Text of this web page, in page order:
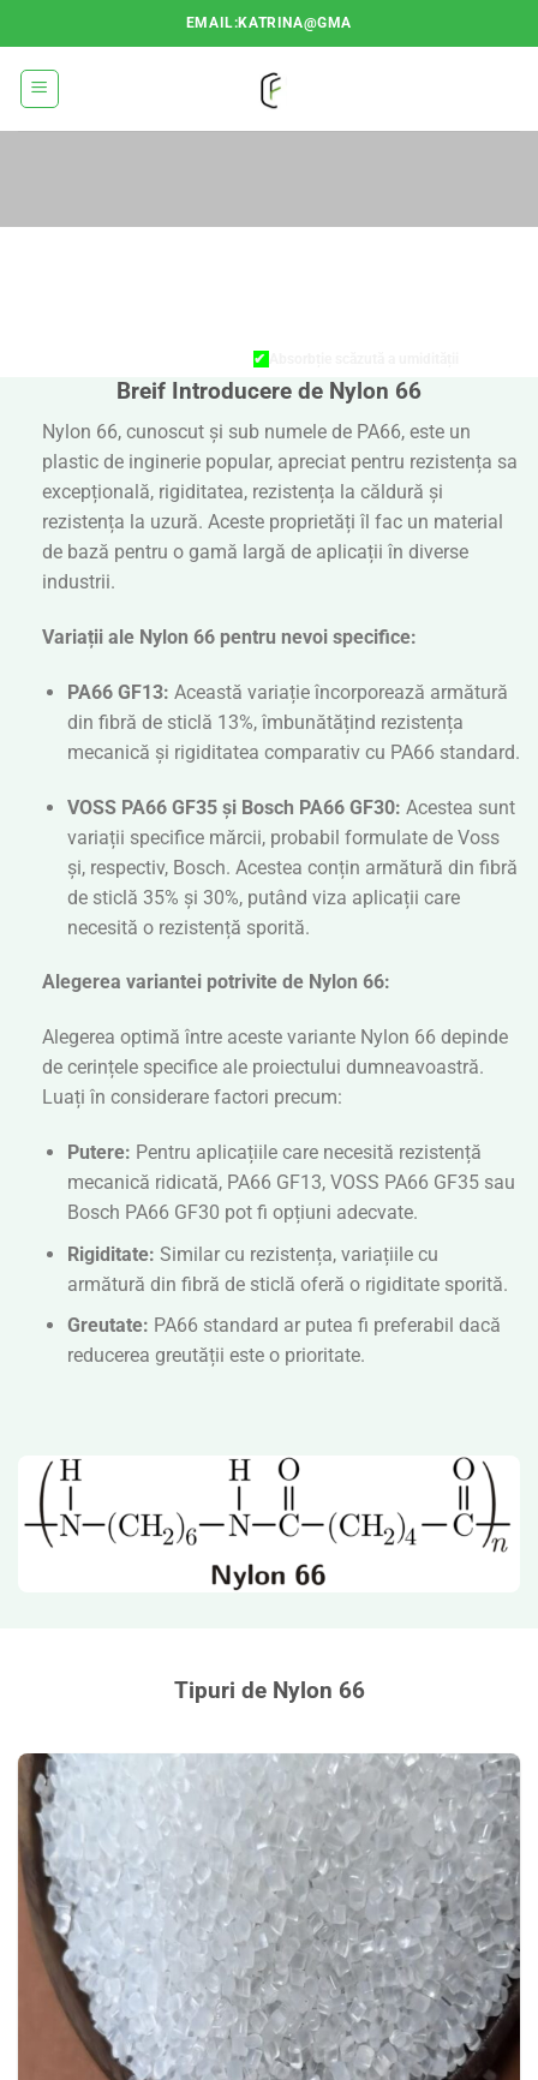
la
conținut
EMAIL:KATRINA@GMA
✔
✔Rezistență ridicată la tracțiune
✔Rezistență bună la abraziune
✔Izolație electrică bună
Breif Introducere de Nylon 66
Nylon 66, cunoscut și sub numele de PA66, este un
plastic de inginerie popular, apreciat pentru rezistența sa
excepțională, rigiditatea, rezistența la căldură și
rezistența la uzură. Aceste proprietăți îl fac un material
de bază pentru o gamă largă de aplicații în diverse
industrii.
Variații ale Nylon 66 pentru nevoi specifice:
PA66 GF13: Această variație încorporează armătură
din fibră de sticlă 13%, îmbunătățind rezistența
mecanică și rigiditatea comparativ cu PA66 standard.
VOSS PA66 GF35 și Bosch PA66 GF30: Acestea sunt
variații specifice mărcii, probabil formulate de Voss
și, respectiv, Bosch. Acestea conțin armătură din fibră
de sticlă 35% și 30%, putând viza aplicații care
necesită o rezistență sporită.
Alegerea variantei potrivite de Nylon 66:
Alegerea optimă între aceste variante Nylon 66 depinde
de cerințele specifice ale proiectului dumneavoastră.
Luați în considerare factori precum:
Putere: Pentru aplicațiile care necesită rezistență
mecanică ridicată, PA66 GF13, VOSS PA66 GF35 sau
Bosch PA66 GF30 pot fi opțiuni adecvate.
Rigiditate: Similar cu rezistența, variațiile cu
armătură din fibră de sticlă oferă o rigiditate sporită.
Greutate: PA66 standard ar putea fi preferabil dacă
reducerea greutății este o prioritate.
Tipuri de Nylon 66